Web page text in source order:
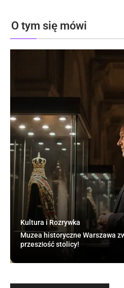
O tym się mówi
Kultura i Rozrywka
Muzea historyczne Warszawa
przeszłość stolicy!